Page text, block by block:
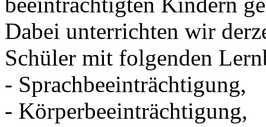
Dabei unterrichten wir
Schüler mit folgenden
- Sprachbeeinträchtigung,
- Körperbeeinträchtigung,